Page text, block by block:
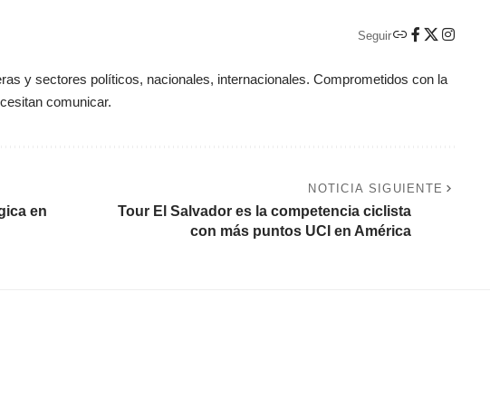
Seguir
y sectores políticos, nacionales, internacionales. Comprometidos con la
comunicar.
en
NOTICIA SIGUIENTE
Tour El Salvador es la competencia ciclista
con más puntos UCI en América